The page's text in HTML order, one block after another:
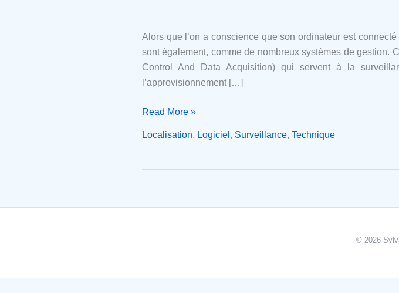
Alors que l’on a conscience que son ordinateur est
sont également, comme de nombreux systèmes de gestion.
Control And Data Acquisition) qui servent à la
l’approvisionnement […]
et
d’acquisition
de
données
protégés
Read More »
Localisation, Logiciel , Surveillance, Technique
© 2026